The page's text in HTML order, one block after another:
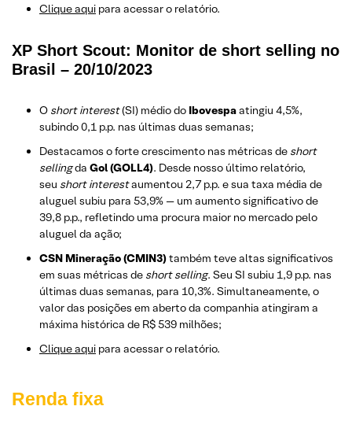
Clique aqui para acessar o relatório.
XP Short Scout: Monitor de short selling no
Brasil – 20/10/2023
O short interest(SI) médio do Ibovespaatingiu 4,5%,
subindo 0,1 p.p. nas últimas duas semanas;
Destacamos o forte crescimento nas métricas de short
sellingda Gol (GOLL4). Desde nosso último relatório,
seu short interestaumentou 2,7 p.p. e sua taxa média de
aluguel subiu para 53,9% — um aumento significativo de
39,8 p.p., refletindo uma procura maior no mercado pelo
aluguel da ação;
CSN Mineração (CMIN3)também teve altas significativos
em suas métricas de short selling. Seu SI subiu 1,9 p.p. nas
últimas duas semanas, para 10,3%. Simultaneamente, o
valor das posições em aberto da companhia atingiram a
máxima histórica de R$ 539 milhões;
Clique aqui para acessar o relatório.
Renda fixa